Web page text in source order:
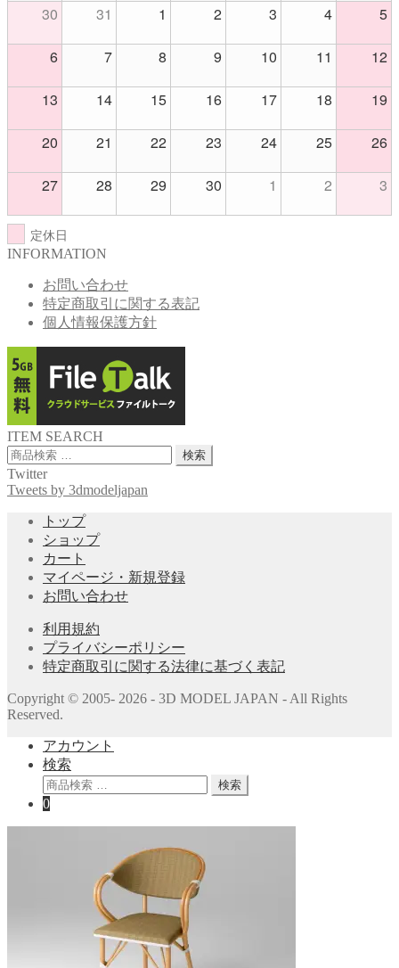
30 31 1 2 3 4 5
6 7 8 9 10 11 12
13 14 15 16 17 18 19
20 21 22 23 24 25 26
27 28 29 30 1 2 3
定休日
INFORMATION
お問い合わせ
特定商取引に関する表記
個人情報保護方針
ITEM SEARCH
検
索
対
検索
Twitter
Tweets by 3dmodeljapan
トップ
ショップ
カート
マイページ・新規登録
お問い合わせ
利用規約
プライバシーポリシー
特定商取引に関する法律に基づく表記
Copyright © 2005- 2026 - 3D MODEL JAPAN - All Rights
Reserved.
アカウント
検索
検
索
検索
0